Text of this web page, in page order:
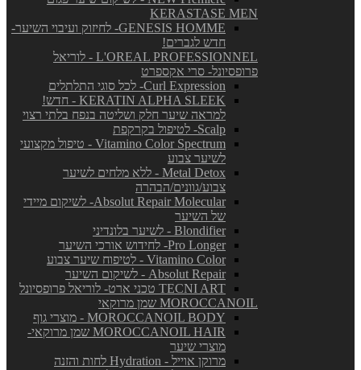
KERASTASE MEN
GENESIS HOMME- לחיזוק ועיבוי השיער-
חדש לגברים!
L'OREAL PROFESSIONNEL - לוריאל
פרופסיונל- סרי אקספרט
Curl Expression- לכל סוגי התלתלים
KERATIN ALPHA SLEEK - חדש!
למראה שיער חלק ושליטה בנפח בלתי רצוי
Scalp- לטיפול בקרקפת
Vitamino Color Spectrum - טיפול מקצועי
לשיער צבוע
Metal Detox - ללא מלחים לשיער
צבוע/גוונים/הבהרה
Absolut Repair Molecular- לשיקום מיידי
של השיער
Blondifier - לשיער בלונדיני
Pro Longer- לחידוש אורכי השיער
Vitamino Color - לטיפוח שיער צבוע
Absolut Repair - לשיקום השיער
TECNI ART טכני ארט- לוריאל פרופסיונל
MOROCCANOIL שמן מרוקאי
MOROCCANOIL BODY - מוצרי גוף
MOROCCANOIL HAIR שמן מרוקאי-
מוצרי שיער
מרוקן אוייל - Hydration לחות והזנה